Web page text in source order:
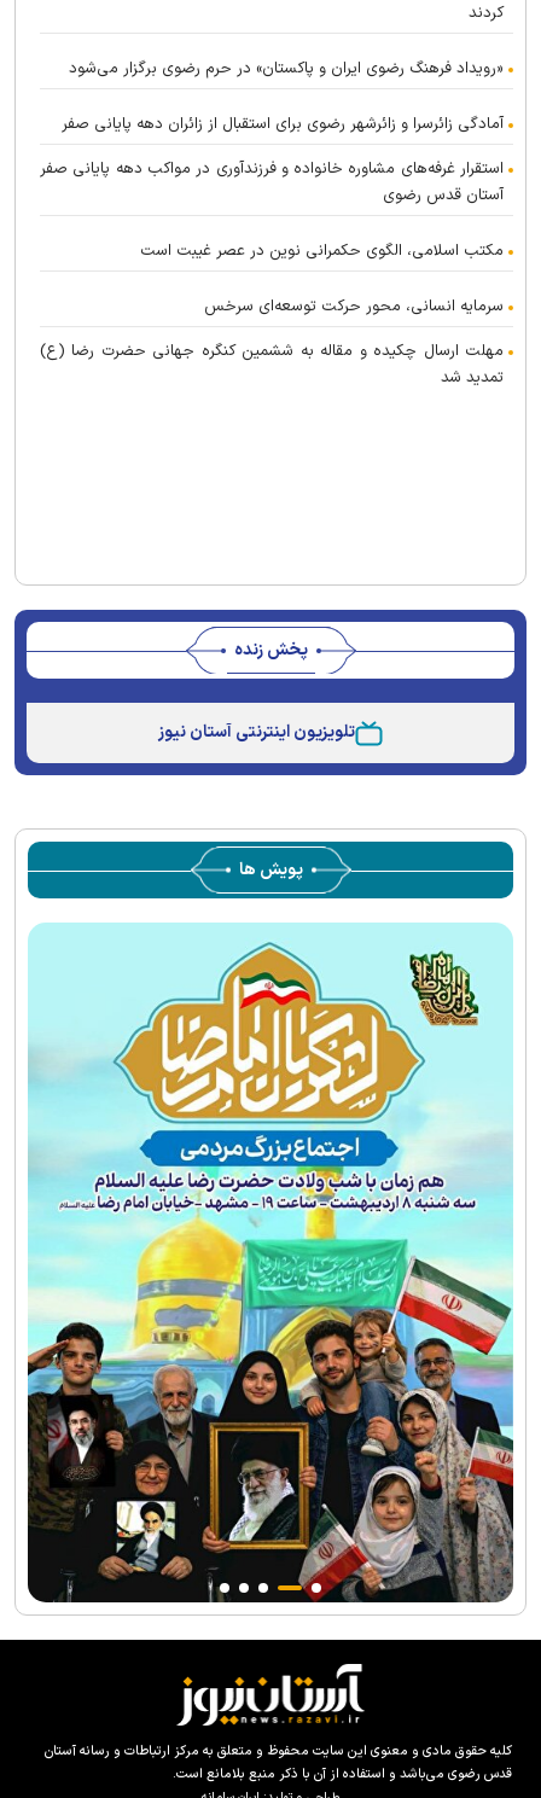
کردند
«رویداد فرهنگ رضوی ایران و پاکستان» در حرم رضوی برگزار می‌شود
آمادگی زائرسرا و زائرشهر رضوی برای استقبال از زائران دهه پایانی صفر
استقرار غرفه‌های مشاوره خانواده و فرزندآوری در مواکب دهه پایانی صفر
آستان قدس رضوی
مکتب اسلامی، الگوی حکمرانی نوین در عصر غیبت است
سرمایه انسانی، محور حرکت توسعه‌ای سرخس
مهلت ارسال چکیده و مقاله به ششمین کنگره جهانی حضرت رضا (ع)
تمدید شد
پخش زنده
تلویزیون اینترنتی آستان نیوز
پویش ها
کلیه حقوق مادی و معنوی این سایت محفوظ و متعلق به مرکز ارتباطات و رسانه آستان
قدس رضوی می‌باشد و استفاده از آن با ذکر منبع بلامانع است.